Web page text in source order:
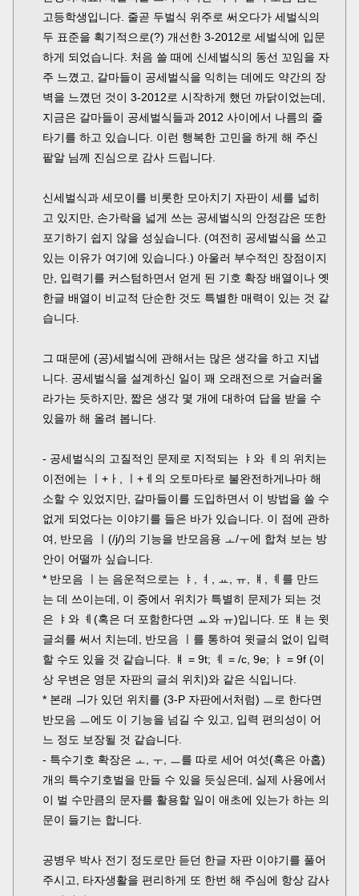
고등학생입니다. 줄곧 두벌식 위주로 써오다가 세벌식의
두 표준을 획기적으로(?) 개선한 3-2012로 세벌식에 입문
하게 되었습니다. 처음 쓸 때에 신세벌식의 동선 꼬임을 자
주 느꼈고, 갈마들이 공세벌식을 익히는 데에도 약간의 장
벽을 느꼈던 것이 3-2012로 시작하게 했던 까닭이었는데,
지금은 갈마들이 공세벌식들과 2012 사이에서 나름의 줄
타기를 하고 있습니다. 이런 행복한 고민을 하게 해 주신
팥알 님께 진심으로 감사 드립니다.
신세벌식과 세모이를 비롯한 모아치기 자판이 세를 넓히
고 있지만, 손가락을 넓게 쓰는 공세벌식의 안정감은 또한
포기하기 쉽지 않을 성싶습니다. (여전히 공세벌식을 쓰고
있는 이유가 여기에 있습니다.) 아울러 부수적인 장점이지
만, 입력기를 커스텀하면서 얻게 된 기호 확장 배열이나 옛
한글 배열이 비교적 단순한 것도 특별한 매력이 있는 것 같
습니다.
그 때문에 (공)세벌식에 관해서는 많은 생각을 하고 지냅
니다. 공세벌식을 설계하신 일이 꽤 오래전으로 거슬러올
라가는 듯하지만, 짧은 생각 몇 개에 대하여 답을 받을 수
있을까 해 올려 봅니다.
- 공세벌식의 고질적인 문제로 지적되는 ㅑ와 ㅖ의 위치는
이전에는 ㅣ+ㅏ, ㅣ+ㅔ의 오토마타로 불완전하게나마 해
소할 수 있었지만, 갈마들이를 도입하면서 이 방법을 쓸 수
없게 되었다는 이야기를 들은 바가 있습니다. 이 점에 관하
여, 반모음 ㅣ(/j/)의 기능을 반모음용 ㅗ/ㅜ에 합쳐 보는 방
안이 어떨까 싶습니다.
* 반모음 ㅣ는 음운적으로는 ㅑ, ㅕ, ㅛ, ㅠ, ㅒ, ㅖ를 만드
는 데 쓰이는데, 이 중에서 위치가 특별히 문제가 되는 것
은 ㅑ와 ㅖ(혹은 더 포함한다면 ㅛ와 ㅠ)입니다. 또 ㅒ는 윗
글쇠를 써서 치는데, 반모음 ㅣ를 통하여 윗글쇠 없이 입력
할 수도 있을 것 같습니다. ㅒ = 9t; ㅖ = /c, 9e; ㅑ = 9f (이
상 우변은 영문 자판의 글쇠 위치)와 같은 식입니다.
* 본래 ㅢ가 있던 위치를 (3-P 자판에서처럼) ㅡ로 한다면
반모음 ㅡ에도 이 기능을 넘길 수 있고, 입력 편의성이 어
느 정도 보장될 것 같습니다.
- 특수기호 확장은 ㅗ, ㅜ, ㅡ를 따로 세어 여섯(혹은 아홉)
개의 특수기호벌을 만들 수 있을 듯싶은데, 실제 사용에서
이 벌 수만큼의 문자를 활용할 일이 애초에 있는가 하는 의
문이 들기는 합니다.
공병우 박사 전기 정도로만 듣던 한글 자판 이야기를 풀어
주시고, 타자생활을 편리하게 또 한번 해 주심에 항상 감사